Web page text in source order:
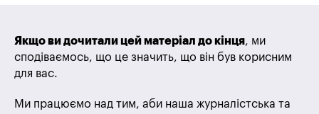
Якщо ви дочитали цей матеріал до кінця, ми
сподіваємось, що це значить, що він був корисним
для вас.
Ми працюємо над тим, аби наша журналістська та